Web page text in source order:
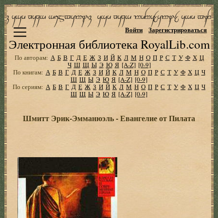
Электронная библиотека RoyalLib.com
Войти Зарегистрироваться
По авторам: А Б В Г Д Е Ж З И Й К Л М Н О П Р С Т У Ф Х Ц
Ч Ш Щ Ы Э Ю Я [A-Z] [0-9]
По книгам: А Б В Г Д Е Ж З И Й К Л М Н О П Р С Т У Ф Х Ц Ч
Ш Щ Ы Э Ю Я [A-Z] [0-9]
По сериям: А Б В Г Д Е Ж З И Й К Л М Н О П Р С Т У Ф Х Ц Ч
Ш Щ Ы Э Ю Я [A-Z] [0-9]
Шмитт Эрик-Эмманюэль - Евангелие от Пилата